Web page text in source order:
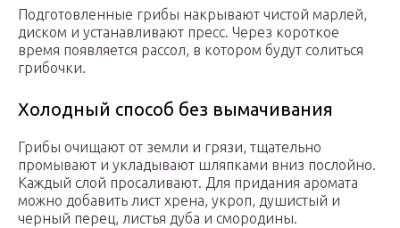
Подготовленные грибы накрывают чистой марлей,
диском и устанавливают пресс. Через короткое
время появляется рассол, в котором будут солиться
грибочки.
Холодный способ без вымачивания
Грибы очищают от земли и грязи, тщательно
промывают и укладывают шляпками вниз послойно.
Каждый слой просаливают. Для придания аромата
можно добавить лист хрена, укроп, душистый и
черный перец, листья дуба и смородины.